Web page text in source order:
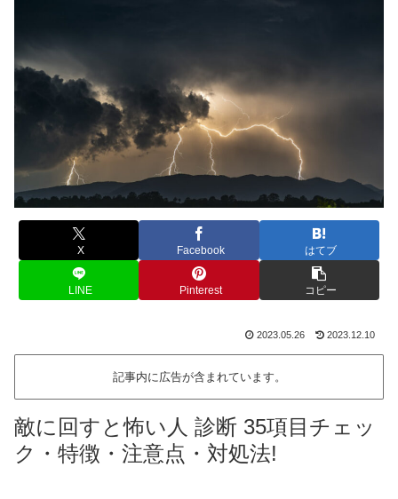
X Facebook はてブ
LINE Pinterest コピー
2023.05.26 2023.12.10
記事内に広告が含まれています。
敵に回すと怖い人 診断 35項目チェッ
ク・特徴・注意点・対処法!